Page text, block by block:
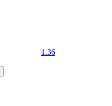
1.36